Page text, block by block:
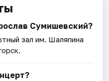
Сумишевский?
зал им. Шаляпина